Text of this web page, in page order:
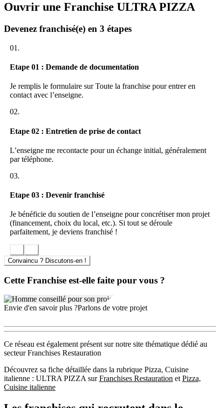
Les futurs membres du réseau profitent d’un accompagnement sur-
suivi personnalisé, depuis la sélection de l’emplacement jusqu’à
l’ouverture du point de vente, incluant formation initiale, coaching et
serein et la montée rapide en compétence des franchisés, pour
Ultra Pizza se distingue par un modèle économique rentable et
moderne des restaurants. Les outils mis à disposition, le marketing
à chaque partenaire d’adresser une clientèle large, tout en préservant
une gestion flexible et une politique tarifaire compétitive.
Profil recherché et esprit réseau
Le réseau Ultra Pizza recherche des entrepreneurs engagés, désireux
de s’impliquer dans une aventure humaine où le sens du service,
L’esprit d’appartenance et la dynamique collective sont encouragés,
Ouvrir une Franchise ULTRA PIZZA
Devenez franchisé(e) en 3 étapes
01.
Etape 01 : Demande de documentation
Je remplis le formulaire sur Toute la franchise pour entrer en
contact avec l’enseigne.
02.
Etape 02 : Entretien de prise de contact
L’enseigne me recontacte pour un échange initial, généralement
par téléphone.
03.
Etape 03 : Devenir franchisé
Je bénéficie du soutien de l’enseigne pour concrétiser mon projet
(financement, choix du local, etc.). Si tout se déroule
parfaitement, je deviens franchisé !
Convaincu ? Discutons-en !
Cette Franchise est-elle faite pour vous ?
Envie d'en savoir plus ?Parlons de votre projet
Ce réseau est également présent sur notre site thématique dédié au
secteur Franchises Restauration
Découvrez sa fiche détaillée dans la rubrique Pizza, Cuisine
italienne : ULTRA PIZZA surFranchises Restauration et Pizza,
Cuisine italienne